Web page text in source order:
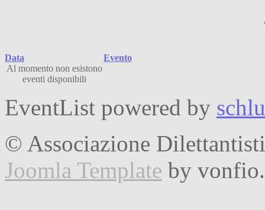
Data
Evento
Al momento non esistono
eventi disponibili
EventList powered by
© Associazione
Joomla Template by